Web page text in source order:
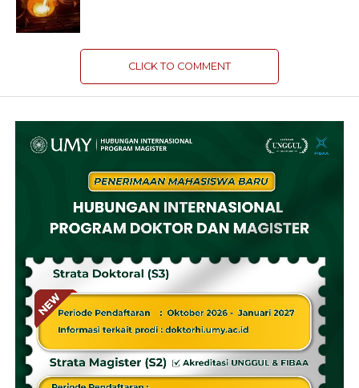
CLICK TO COMMENT